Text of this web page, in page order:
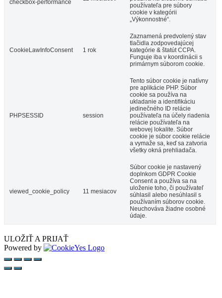
checkbox-performance
používateľa pre súbory
cookie v kategórii
„Výkonnostné“.
CookieLawInfoConsent 1 rok
Zaznamená predvolený stav
tlačidla zodpovedajúcej
kategórie & štatút CCPA.
Funguje iba v koordinácii s
primárnym súborom cookie.
PHPSESSID session
Tento súbor cookie je natívny
pre aplikácie PHP. Súbor
cookie sa používa na
ukladanie a identifikáciu
jedinečného ID relácie
používateľa na účely riadenia
relácie používateľa na
webovej lokalite. Súbor
cookie je súbor cookie relácie
a vymaže sa, keď sa zatvoria
všetky okná prehliadača.
viewed_cookie_policy 11 mesiacov
Súbor cookie je nastavený
doplnkom GDPR Cookie
Consent a používa sa na
uloženie toho, či používateľ
súhlasil alebo nesúhlasil s
používaním súborov cookie.
Neuchováva žiadne osobné
údaje.
ULOŽIŤ A PRIJAŤ
Powered by